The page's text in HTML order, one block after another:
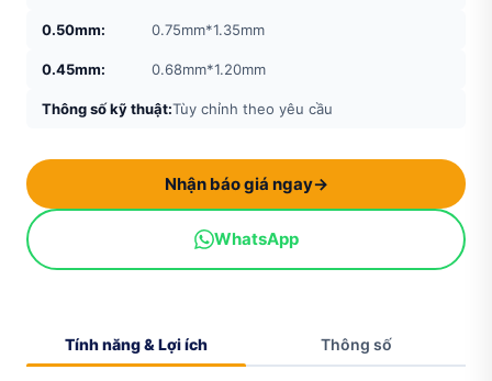
0.50mm: 0.75mm*1.35mm
0.45mm: 0.68mm*1.20mm
Thông số kỹ thuật:Tùy chỉnh theo yêu cầu
Nhận báo giá ngay→
WhatsApp
Tính năng & Lợi ích Thông số